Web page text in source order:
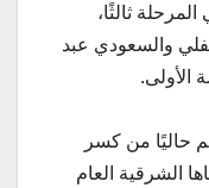
ثالثًا،
والسعودي عبد
الأولى.
حاليًا من كسر
الشرقية العام